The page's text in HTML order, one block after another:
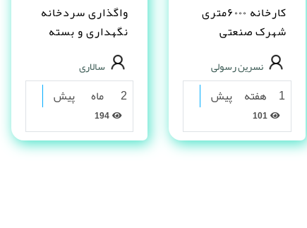
کارخانه ۶۰۰۰متری
شهرک صنعتی
شکوهیه قم
نسرین رسولی
1 هفته پیش
101
واگذاری سردخانه
نگهداری و بسته
بندی خرما و
فراورده
سالاری
2 ماه پیش